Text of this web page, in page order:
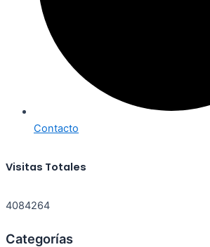
Contacto
Visitas Totales
4084264
Categorías